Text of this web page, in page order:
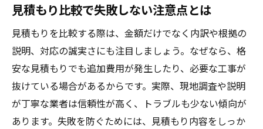
見積もり比較で失敗しない注意点とは
見積もりを比較する際は、金額だけでなく内訳や根拠の
説明、対応の誠実さにも注目しましょう。なぜなら、格
安な見積もりでも追加費用が発生したり、必要な工事が
抜けている場合があるからです。実際、現地調査や説明
が丁寧な業者は信頼性が高く、トラブルも少ない傾向が
あります。失敗を防ぐためには、見積もり内容をしっか